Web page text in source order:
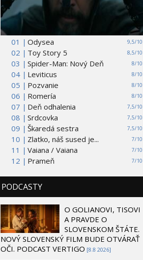
01 | 9,5/10
Odysea
02 |
8,5/10
Toy Story 5
03 |
8/10
Spider-Man: Nový Deň
04 |
8/10
Leviticus
05 |
8/10
Pozvanie
06 |
8/10
Romería
07 |
7,5/10
Deň odhalenia
08 |
7,5/10
Srdcovka
09 |
7,5/10
Škaredá sestra
10 |
7/10
Zlatko, náš sused je...
11 |
7/10
Vaiana / Vaiana
12 |
7/10
Prameň
PODCASTY
O GOLIANOVI, TISOVI
A PRAVDE O
SLOVENSKOM ŠTÁTE.
NOVÝ SLOVENSKÝ FILM BUDE OTVÁRAŤ
OČI. PODCAST VERTIGO [8.8 2026]